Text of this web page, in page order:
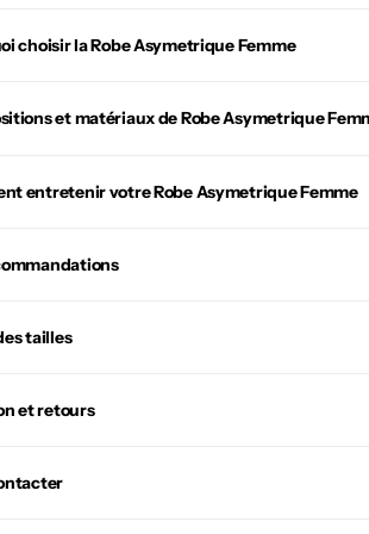
choisir laRobe Asymetrique Femme
et matériaux de Robe Asymetrique
entretenir votreRobe Asymetrique Femme
tailles
et retours